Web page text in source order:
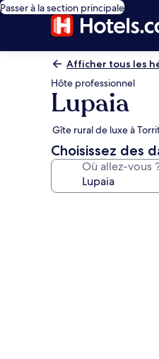
Passer à la section principale
Afficher tous les
Hôte professionnel
Lupaia
Gîte rural de luxe à
Choisissez des
Où allez-vous